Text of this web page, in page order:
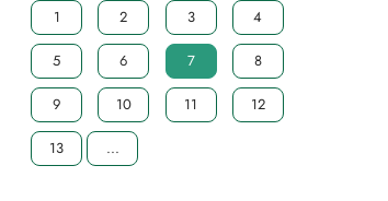
1 2 3 4
5 6 7 8
9 10 11 12
13 ...